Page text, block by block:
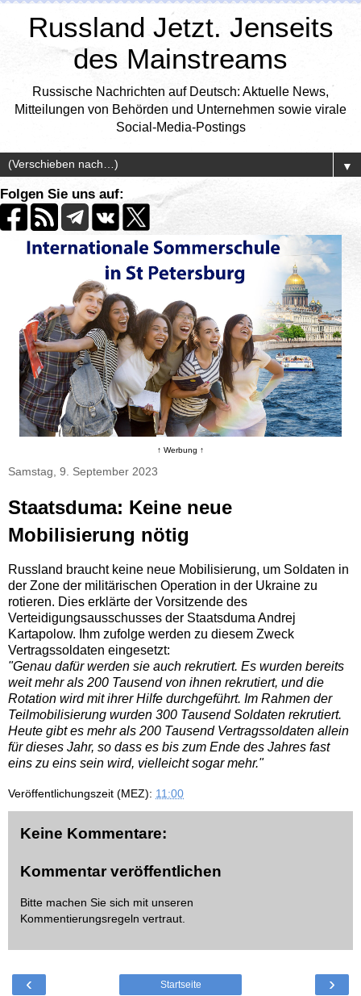
Russland Jetzt. Jenseits
des Mainstreams
Russische Nachrichten auf Deutsch: Aktuelle News,
Mitteilungen von Behörden und Unternehmen sowie virale
Social-Media-Postings
▼
Folgen Sie uns auf:
↑ Werbung ↑
Samstag, 9. September 2023
Staatsduma: Keine neue
Mobilisierung nötig
Russland braucht keine neue Mobilisierung, um Soldaten in
der Zone der militärischen Operation in der Ukraine zu
rotieren. Dies erklärte der Vorsitzende des
Verteidigungsausschusses der Staatsduma Andrej
Kartapolow. Ihm zufolge werden zu diesem Zweck
Vertragssoldaten eingesetzt:
"Genau dafür werden sie auch rekrutiert. Es wurden bereits
weit mehr als 200 Tausend von ihnen rekrutiert, und die
Rotation wird mit ihrer Hilfe durchgeführt. Im Rahmen der
Teilmobilisierung wurden 300 Tausend Soldaten rekrutiert.
Heute gibt es mehr als 200 Tausend Vertragssoldaten allein
für dieses Jahr, so dass es bis zum Ende des Jahres fast
eins zu eins sein wird, vielleicht sogar mehr."
Veröffentlichungszeit (MEZ): 11:00
Keine Kommentare:
Kommentar veröffentlichen
Bitte machen Sie sich mit unseren
Kommentierungsregeln vertraut.
‹ ›
Startseite